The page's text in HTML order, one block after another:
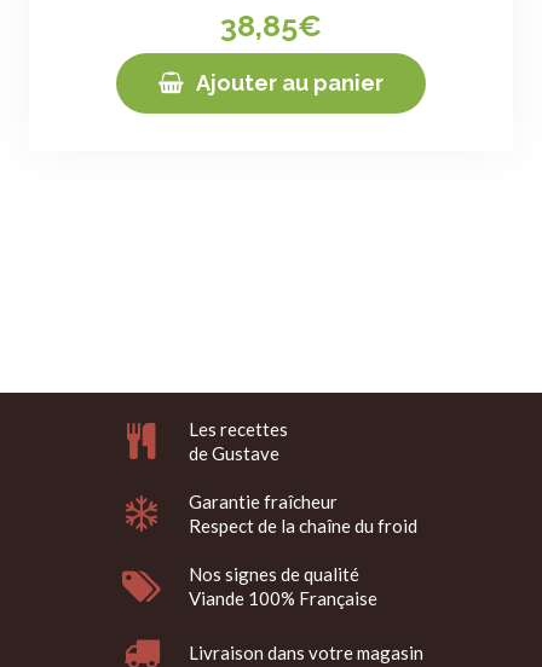
38,85€
Ajouter au panier
Les recettes
de Gustave
Garantie fraîcheur
Respect de la chaîne du froid
Nos signes de qualité
Viande 100% Française
Livraison dans votre magasin